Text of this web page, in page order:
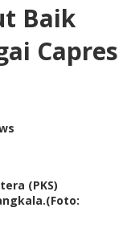
Baik
Capres
(PKS)